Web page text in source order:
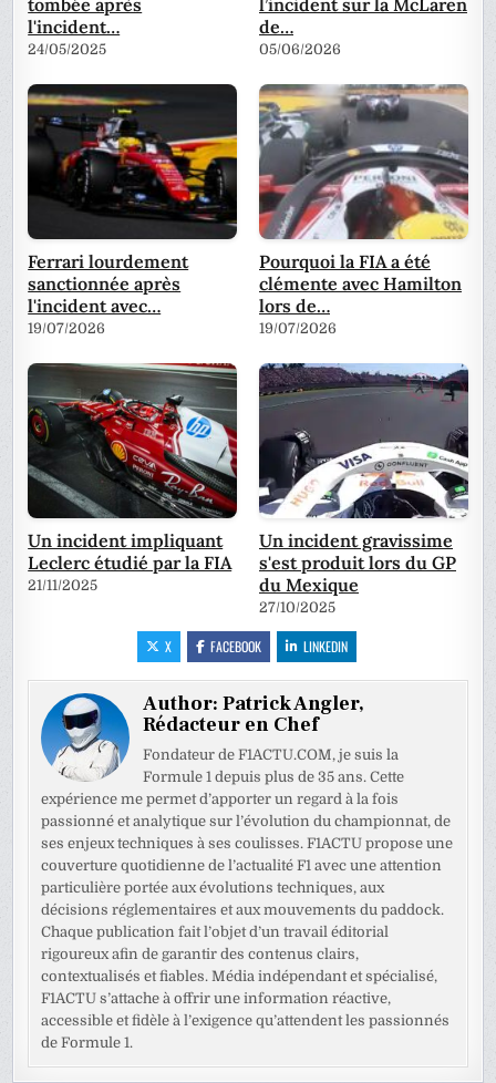
tombée après
l'incident…
24/05/2025
l’incident sur la McLaren
de…
05/06/2026
Ferrari lourdement
sanctionnée après
l'incident avec…
19/07/2026
Pourquoi la FIA a été
clémente avec Hamilton
lors de…
19/07/2026
Un incident impliquant
Leclerc étudié par la FIA
21/11/2025
Un incident gravissime
s'est produit lors du GP
du Mexique
27/10/2025
X FACEBOOK LINKEDIN
Author:Patrick Angler,
Rédacteur en Chef
Fondateur de F1ACTU.COM, je suis la
Formule 1 depuis plus de 35 ans. Cette
expérience me permet d’apporter un regard à la fois
passionné et analytique sur l’évolution du championnat, de
ses enjeux techniques à ses coulisses. F1ACTU propose une
couverture quotidienne de l’actualité F1 avec une attention
particulière portée aux évolutions techniques, aux
décisions réglementaires et aux mouvements du paddock.
Chaque publication fait l’objet d’un travail éditorial
rigoureux afin de garantir des contenus clairs,
contextualisés et fiables. Média indépendant et spécialisé,
F1ACTU s’attache à offrir une information réactive,
accessible et fidèle à l’exigence qu’attendent les passionnés
de Formule 1.